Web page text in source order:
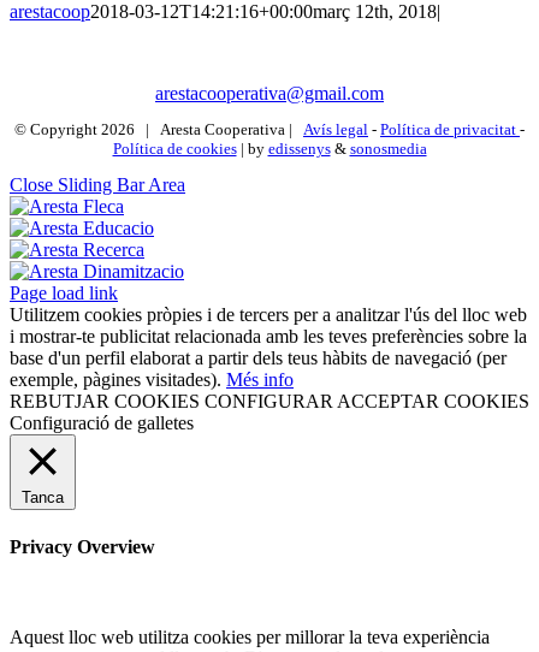
arestacoop2018-03-12T14:21:16+00:00març 12th, 2018|
arestacooperativa@gmail.com
© Copyright 2026 | Aresta Cooperativa | Avís legal - Política de privacitat -
Política de cookies| by edissenys& sonosmedia
Close Sliding Bar Area
Page load link
Utilitzem cookies pròpies i de tercers per a analitzar l'ús del lloc web
i mostrar-te publicitat relacionada amb les teves preferències sobre la
base d'un perfil elaborat a partir dels teus hàbits de navegació (per
exemple, pàgines visitades). Més info
REBUTJAR COOKIES CONFIGURARACCEPTAR COOKIES
Configuració de galletes
Tanca
Privacy Overview
Aquest lloc web utilitza cookies per millorar la teva experiència